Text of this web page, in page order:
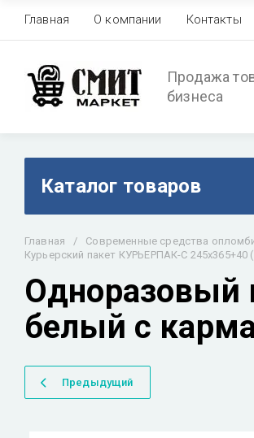
Главная О компании Контакты
Продажа
бизнеса
Каталог товаров
Главная / Современные средства
Курьерский пакет КУРЬЕРПАК-С
Одноразовый
белый с
Предыдущий